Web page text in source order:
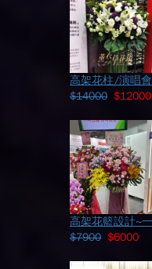
$14000 $12000
$7900 $6000